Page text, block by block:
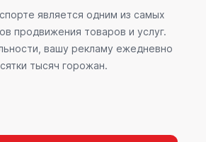
является одним из самых
продвижения товаров и услуг.
вашу рекламу ежедневно
тысяч горожан.